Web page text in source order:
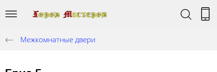
Межкомнатные двери